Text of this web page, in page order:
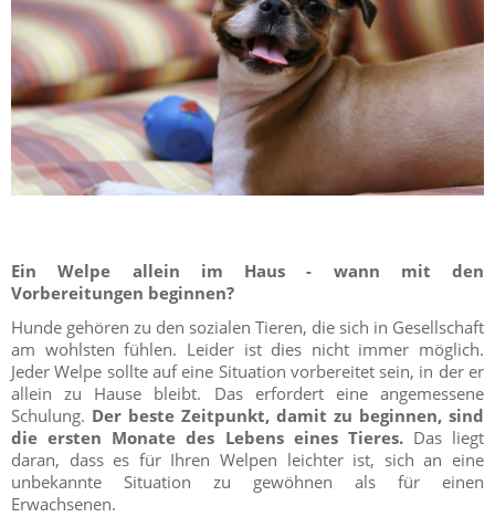
Ein Welpe allein im Haus - wann mit den
Vorbereitungen beginnen?
Hunde gehören zu den sozialen Tieren, die sich in Gesellschaft
am wohlsten fühlen. Leider ist dies nicht immer möglich.
Jeder Welpe sollte auf eine Situation vorbereitet sein, in der er
allein zu Hause bleibt. Das erfordert eine angemessene
Schulung. Der beste Zeitpunkt, damit zu beginnen, sind
die ersten Monate des Lebens eines Tieres.Das liegt
daran, dass es für Ihren Welpen leichter ist, sich an eine
unbekannte Situation zu gewöhnen als für einen
Erwachsenen.